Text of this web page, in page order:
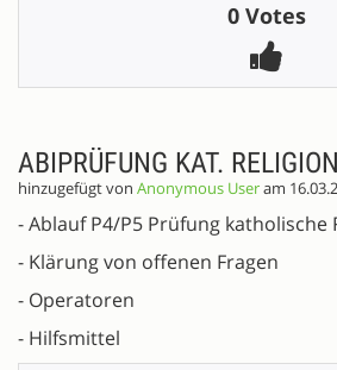
0 Votes
ABIPRÜFUNG KAT. RELIGION
hinzugefügt von Anonymous Useram
- Ablauf P4/P5 Prüfung katholische
- Klärung von offenen Fragen
- Operatoren
- Hilfsmittel